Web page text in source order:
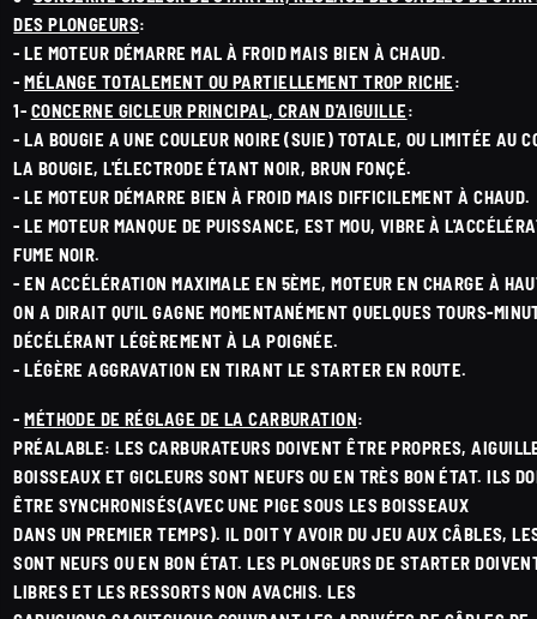
DES PLONGEURS:
- LE MOTEUR DÉMARRE MAL À FROID MAIS BIEN À CHAUD.
-MÉLANGE TOTALEMENT OU PARTIELLEMENT TROP RICHE:
1- CONCERNE GICLEUR PRINCIPAL, CRAN D'AIGUILLE:
- LA BOUGIE A UNE COULEUR NOIRE (SUIE) TOTALE, OU LIMITÉE AU
LA BOUGIE, L'ÉLECTRODE ÉTANT NOIR, BRUN FONÇÉ.
- LE MOTEUR DÉMARRE BIEN À FROID MAIS DIFFICILEMENT À CHAUD.
- LE MOTEUR MANQUE DE PUISSANCE, EST MOU, VIBRE À
FUME NOIR.
- EN ACCÉLÉRATION MAXIMALE EN 5ÈME, MOTEUR EN CHARGE À
ON A DIRAIT QU'IL GAGNE MOMENTANÉMENT QUELQUES TOURS-
DÉCÉLÉRANT LÉGÈREMENT À LA POIGNÉE.
- LÉGÈRE AGGRAVATION EN TIRANT LE STARTER EN ROUTE.
-MÉTHODE DE RÉGLAGE DE LA CARBURATION:
PRÉALABLE: LES CARBURATEURS DOIVENT ÊTRE PROPRES,
BOISSEAUX ET GICLEURS SONT NEUFS OU EN TRÈS BON ÉTAT. ILS
ÊTRE SYNCHRONISÉS(AVEC UNE PIGE SOUS LES BOISSEAUX
DANS UN PREMIER TEMPS). IL DOIT Y AVOIR DU JEU AUX CÂBLES,
SONT NEUFS OU EN BON ÉTAT. LES PLONGEURS DE STARTER
LIBRES ET LES RESSORTS NON AVACHIS. LES